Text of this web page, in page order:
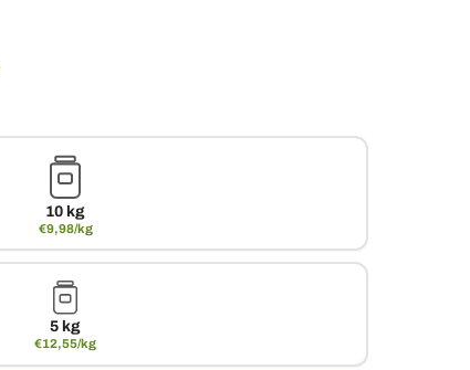
10 kg
€9,98/kg
5 kg
€12,55/kg